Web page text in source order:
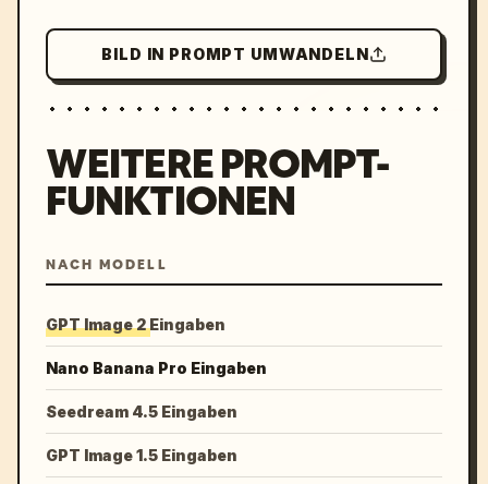
BILD IN PROMPT UMWANDELN
WEITERE PROMPT-
FUNKTIONEN
NACH MODELL
GPT Image 2 Eingaben
Nano Banana Pro Eingaben
Seedream 4.5 Eingaben
GPT Image 1.5 Eingaben